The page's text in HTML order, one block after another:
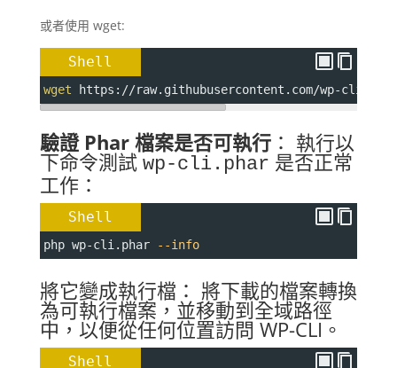
或者使用 wget:
Shell
wget https://raw.githubusercontent.com/wp-cli/
驗證 Phar 檔案是否可執行： 執行以
下命令測試wp-cli.phar 是否正常
工作：
Shell
php wp-cli.phar --info
將它變成執行檔： 將下載的檔案轉換
為可執行檔案，並移動到全域路徑
中，以便從任何位置訪問 WP-CLI。
Shell